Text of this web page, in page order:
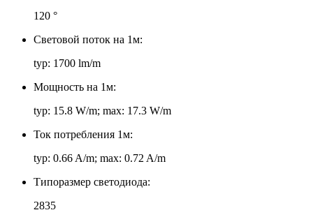
120 °
Световой поток на 1м:
typ: 1700 lm/m
Мощность на 1м:
typ: 15.8 W/m; max: 17.3 W/m
Ток потребления 1м:
typ: 0.66 A/m; max: 0.72 A/m
Типоразмер светодиода:
2835